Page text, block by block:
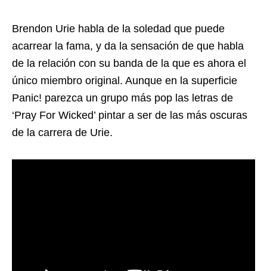
Brendon Urie habla de la soledad que puede
acarrear la fama, y da la sensación de que habla
de la relación con su banda de la que es ahora el
único miembro original. Aunque en la superficie
Panic! parezca un grupo más pop las letras de
‘Pray For Wicked’ pintar a ser de las más oscuras
de la carrera de Urie.